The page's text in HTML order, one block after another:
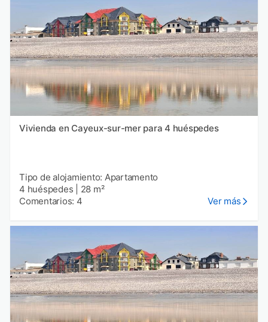
Vivienda en Cayeux-sur-mer para 4 huéspedes
Tipo de alojamiento: Apartamento
4 huéspedes
28 m²
Comentarios: 4
Ver más